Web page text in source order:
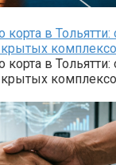
корта в
корта в